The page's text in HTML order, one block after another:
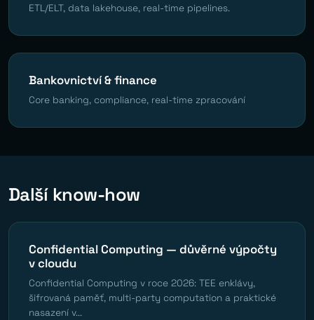
ETL/ELT, data lakehouse, real-time pipelines.
Bankovnictví & finance
Core banking, compliance, real-time zpracování
Další know-how
Confidential Computing — důvěrné výpočty
v cloudu
Confidential Computing v roce 2026: TEE enklávy,
šifrovaná paměť, multi-party computation a praktické
nasazení v...